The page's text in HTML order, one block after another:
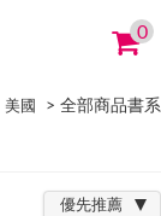
0
美國 > 全部商品書系
優先推薦